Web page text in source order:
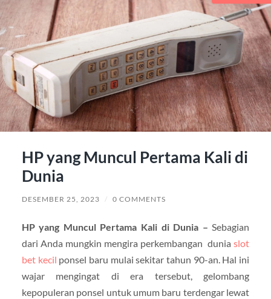
HP yang Muncul Pertama Kali di
Dunia
DESEMBER 25, 2023 / 0 COMMENTS
HP yang Muncul Pertama Kali di Dunia – Sebagian
dari Anda mungkin mengira perkembangan duniaslot
bet kecil ponsel baru mulai sekitar tahun 90-an. Hal ini
wajar mengingat di era tersebut, gelombang
kepopuleran ponsel untuk umum baru terdengar lewat